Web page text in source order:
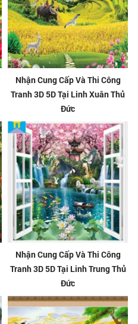
Nhận Cung Cấp Và Thi Công
Tranh 3D 5D Tại Linh Xuân Thủ
Đức
Nhận Cung Cấp Và Thi Công
Tranh 3D 5D Tại Linh Trung Thủ
Đức